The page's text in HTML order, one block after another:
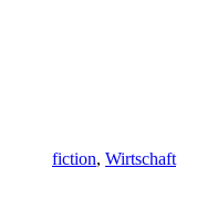
fiction, Wirtschaft